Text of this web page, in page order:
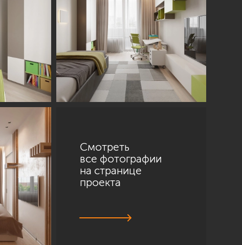
Смотреть
все фотографии
на странице
проекта